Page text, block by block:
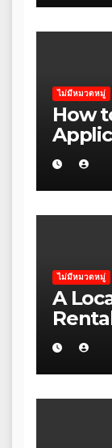
ไม่มีหมวดหมู่
How
in the
ไม่มีหมวดหมู่
A
in